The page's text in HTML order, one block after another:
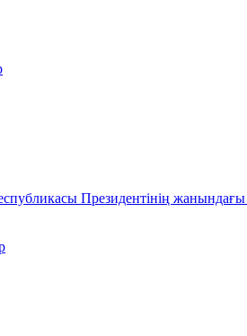
Президентінің